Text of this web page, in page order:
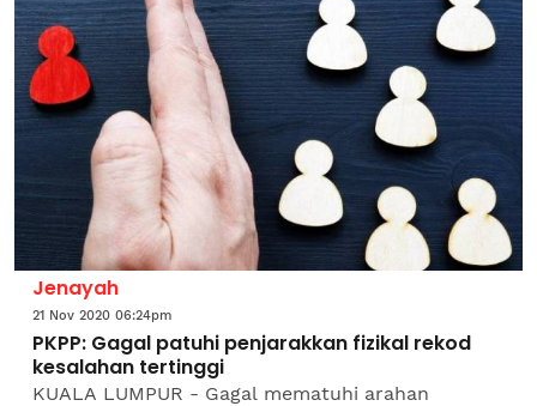
Jenayah
21 Nov 2020 06:24pm
PKPP: Gagal patuhi penjarakkan fizikal rekod
kesalahan tertinggi
KUALA LUMPUR - Gagal mematuhi arahan